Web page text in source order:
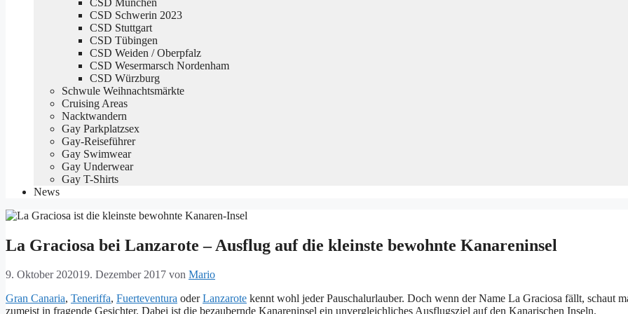
CSD Schwerin 2023
CSD Stuttgart
CSD Tübingen
CSD Weiden / Oberpfalz
CSD Wesermarsch Nordenham
CSD Würzburg
Schwule Weihnachtsmärkte
Cruising Areas
Nacktwandern
Gay Parkplatzsex
Gay-Reiseführer
Gay Swimwear
Gay Underwear
Gay T-Shirts
News
La Graciosa bei Lanzarote – Ausflug auf die kleinste bewohnte Kanareninsel
9. Oktober 202019. Dezember 2017 von Mario
Gran Canaria, Teneriffa, Fuerteventura oderLanzarote kennt wohl jeder Pauschalurlauber. Doch wenn der Name La Graciosa fällt, schaut
zumeist in fragende Gesichter. Dabei ist die bezaubernde Kanareninsel ein unvergleichliches Ausflugsziel auf den Kanarischen Inseln.